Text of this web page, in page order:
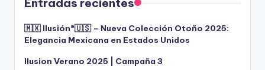
Entradas recientes
🇲🇽 Ilusión®️🇺🇸 – Nueva Colección Otoño 2025:
Elegancia Mexicana en Estados Unidos
Ilusion Verano 2025 | Campaña 3